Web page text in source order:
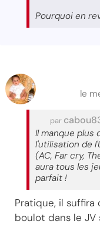
Pourquoi en
le
par
Il manque plus
l'utilisation de
(AC, Far cry,
aura tous les
parfait !
Pratique, il suffira
boulot dans le